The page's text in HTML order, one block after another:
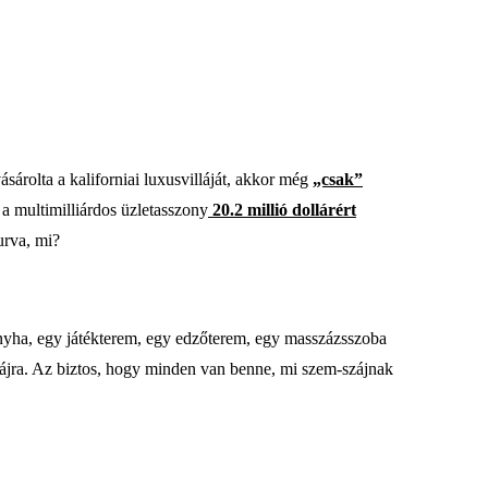
a kaliforniai luxusvilláját, akkor még „csak”
multimilliárdos üzletasszony 20.2 millió dollárért
mi?
egy játékterem, egy edzőterem, egy masszázsszoba
Az biztos, hogy minden van benne, mi szem-szájnak